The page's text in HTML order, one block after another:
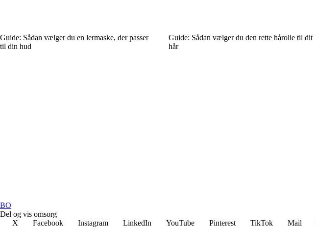
Guide: Sådan vælger du en lermaske, der passer
til din hud
Guide: Sådan vælger du den rette hårolie til dit
hår
BO
Del og vis omsorg
X
Facebook Instagram LinkedIn YouTube Pinterest TikTok Mail